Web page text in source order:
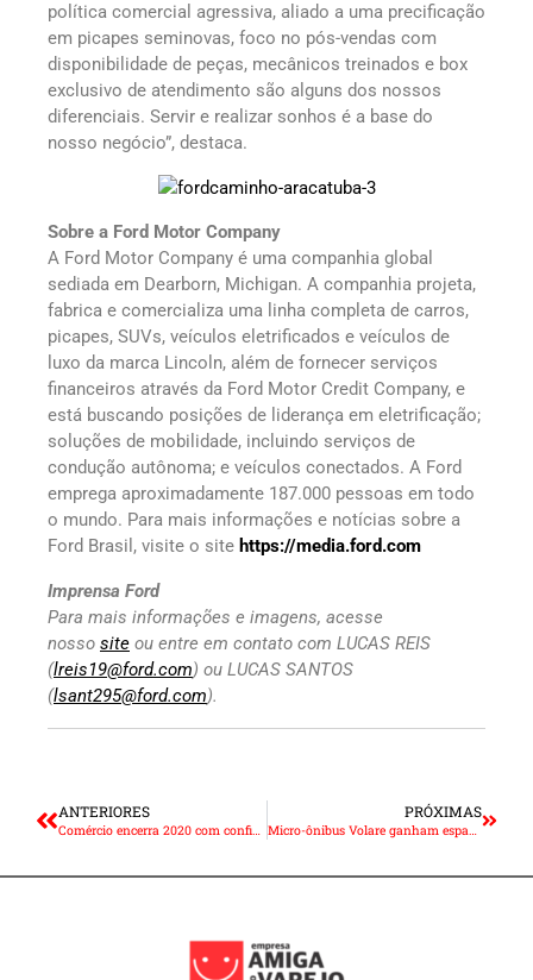
política comercial agressiva, aliado a uma precificação
em picapes seminovas, foco no pós-vendas com
disponibilidade de peças, mecânicos treinados e box
exclusivo de atendimento são alguns dos nossos
diferenciais. Servir e realizar sonhos é a base do
nosso negócio”, destaca.
Sobre a Ford Motor Company
A Ford Motor Company é uma companhia global
sediada em Dearborn, Michigan. A companhia projeta,
fabrica e comercializa uma linha completa de carros,
picapes, SUVs, veículos eletrificados e veículos de
luxo da marca Lincoln, além de fornecer serviços
financeiros através da Ford Motor Credit Company, e
está buscando posições de liderança em eletrificação;
soluções de mobilidade, incluindo serviços de
condução autônoma; e veículos conectados. A Ford
emprega aproximadamente 187.000 pessoas em todo
o mundo. Para mais informações e notícias sobre a
Ford Brasil, visite o site https://media.ford.com
Imprensa Ford
Para mais informações e imagens, acesse
nosso site ou entre em contato com LUCAS REIS
(lreis19@ford.com) ou LUCAS SANTOS
(lsant295@ford.com).
ANTERIORES
Comércio encerra 2020 com confiança em queda, diz CNC
PRÓXIMAS
Micro-ônibus Volare ganham espaço pelos benefícios de conforto, segurança e eficiência